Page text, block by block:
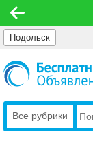
Подольск
Все рубрики